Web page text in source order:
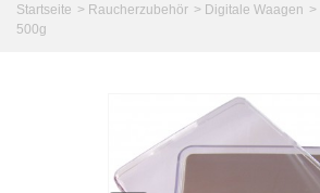
Startseite > Raucherzubehör > Digitale Waagen >
500g